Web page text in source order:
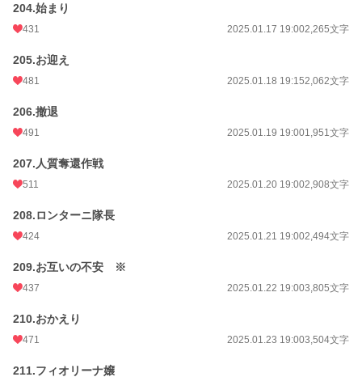
204.始まり
431 2025.01.17 19:002,265文字
205.お迎え
481 2025.01.18 19:152,062文字
206.撤退
491 2025.01.19 19:001,951文字
207.人質奪還作戦
511 2025.01.20 19:002,908文字
208.ロンターニ隊長
424 2025.01.21 19:002,494文字
209.お互いの不安 ※
437 2025.01.22 19:003,805文字
210.おかえり
471 2025.01.23 19:003,504文字
211.フィオリーナ嬢